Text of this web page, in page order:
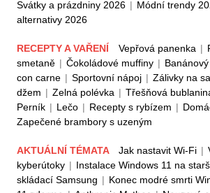
Svátky a prázdniny 2026 | Módní trendy
alternativy 2026
RECEPTY A VAŘENÍ Vepřová panenka |
smetaně | Čokoládové muffiny |
con carne | Sportovní nápoj | Zálivky na
džem | Zelná polévka | Třešňová
Perník | Lečo | Recepty s rybízem |
Zapečené brambory s uzeným
AKTUÁLNÍ TÉMATA Jak nastavit Wi-Fi |
kyberútoky | Instalace Windows 11 na
skládací Samsung | Konec modré smrti